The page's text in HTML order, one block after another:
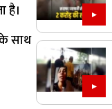
है।
के साथ